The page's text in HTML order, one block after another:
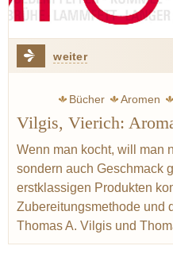
weiter
Bücher Aromen
Butter
Goethe
Oregano
Vilgis, Vierich:
Wenn man kocht, will man
sondern auch Geschmack
erstklassigen Produkten
Zubereitungsmethode und
Thomas A. Vilgis und